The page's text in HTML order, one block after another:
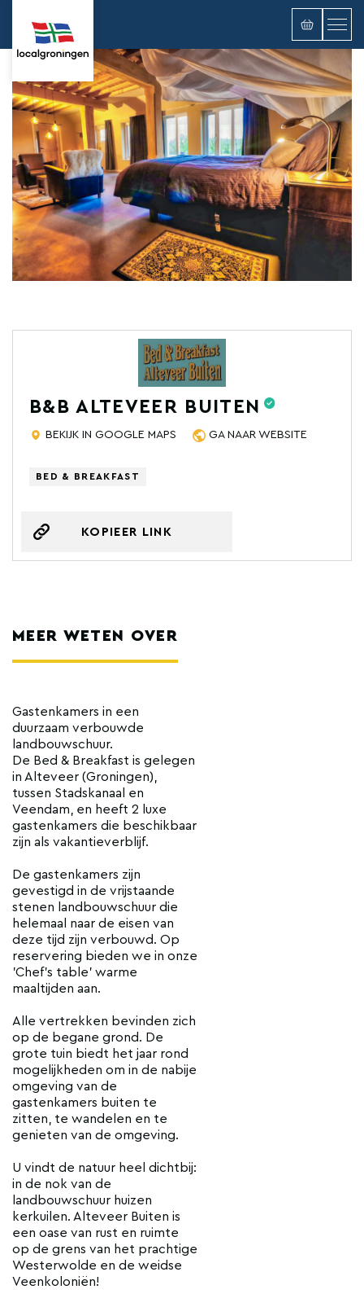
B&B ALTEVEER BUITEN
BEKIJK IN GOOGLE MAPS GA NAAR WEBSITE
BED & BREAKFAST
KOPIEER LINK
MEER WETEN OVER
Gastenkamers in een
duurzaam verbouwde
landbouwschuur.
De Bed & Breakfast is gelegen
in Alteveer (Groningen),
tussen Stadskanaal en
Veendam, en heeft 2 luxe
gastenkamers die beschikbaar
zijn als vakantieverblijf.
De gastenkamers zijn
gevestigd in de vrijstaande
stenen landbouwschuur die
helemaal naar de eisen van
deze tijd zijn verbouwd. Op
reservering bieden we in onze
'Chef's table' warme
maaltijden aan.
Alle vertrekken bevinden zich
op de begane grond. De
grote tuin biedt het jaar rond
mogelijkheden om in de nabije
omgeving van de
gastenkamers buiten te
zitten, te wandelen en te
genieten van de omgeving.
U vindt de natuur heel dichtbij:
in de nok van de
landbouwschuur huizen
kerkuilen. Alteveer Buiten is
een oase van rust en ruimte
op de grens van het prachtige
Westerwolde en de weidse
Veenkoloniën!